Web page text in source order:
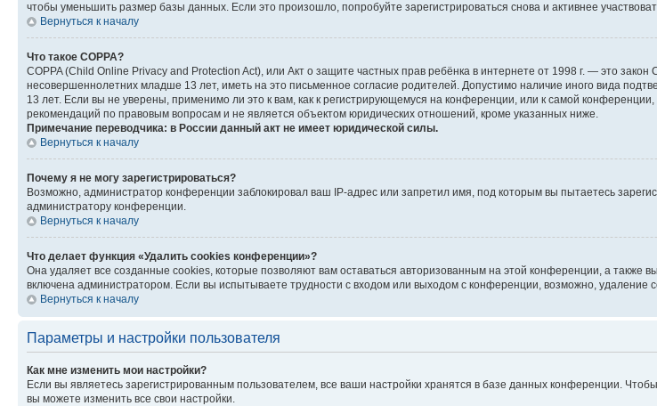
чтобы уменьшить размер базы данных. Если это произошло, попробуйте зарегистрироваться снова и активнее
Вернуться к началу
Что такое COPPA?
COPPA (Child Online Privacy and Protection Act), или Акт о защите частных прав ребёнка в интернете от 1998 г. — это
несовершеннолетних младше 13 лет, иметь на это письменное согласие родителей. Допустимо наличие иного вида
13 лет. Если вы не уверены, применимо ли это к вам, как к регистрирующемуся на конференции, или к самой
рекомендаций по правовым вопросам и не является объектом юридических отношений, кроме указанных ниже.
Примечание переводчика: в России данный акт не имеет юридической силы.
Вернуться к началу
Почему я не могу зарегистрироваться?
Возможно, администратор конференции заблокировал ваш IP-адрес или запретил имя, под которым вы пытаетесь
администратору конференции.
Вернуться к началу
Что делает функция «Удалить cookies конференции»?
Она удаляет все созданные cookies, которые позволяют вам оставаться авторизованным на этой конференции, а также
включена администратором. Если вы испытываете трудности с входом или выходом с конференции, возможно, удаление
Вернуться к началу
Параметры и настройки пользователя
Как мне изменить мои настройки?
Если вы являетесь зарегистрированным пользователем, все ваши настройки хранятся в базе данных конференции.
вы можете изменить все свои настройки.